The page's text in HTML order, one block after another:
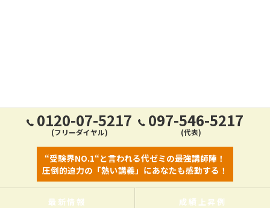
0120-07-5217
(フリーダイヤル)
097-546-5217
(代表)
“受験界NO.1“と言われる代ゼミの最強講師陣！
圧倒的迫力の「熱い講義」にあなたも感動する！
最新情報 成績上昇例